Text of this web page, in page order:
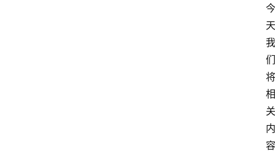
今
天
我
们
将
相
关
内
容